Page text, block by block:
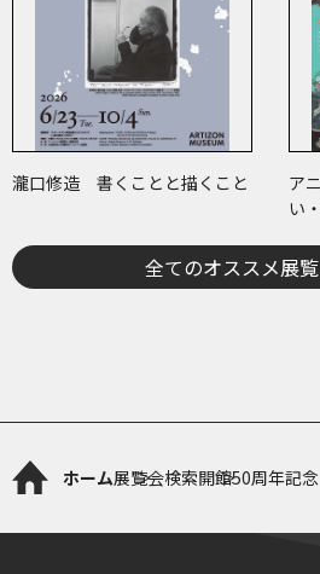
瀧口修造 書くことと描くこと
ア
い
全てのオススメ展
ホーム展覧会検索開館50周年記